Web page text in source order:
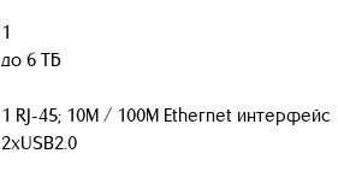
1
до 6 ТБ
1 RJ-45; 10M / 100M Ethernet интерфейс
2хUSB2.0